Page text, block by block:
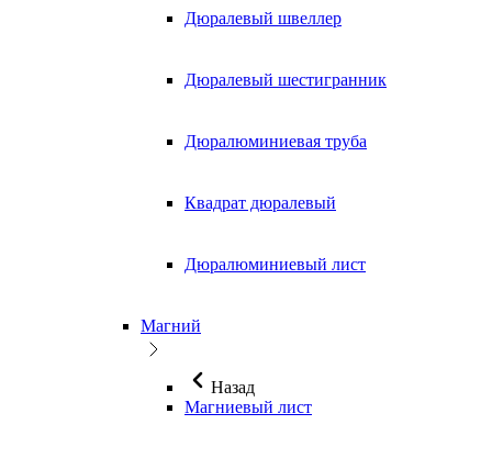
Дюралевый швеллер
Дюралевый шестигранник
Дюралюминиевая труба
Квадрат дюралевый
Дюралюминиевый лист
Магний
Назад
Магниевый лист